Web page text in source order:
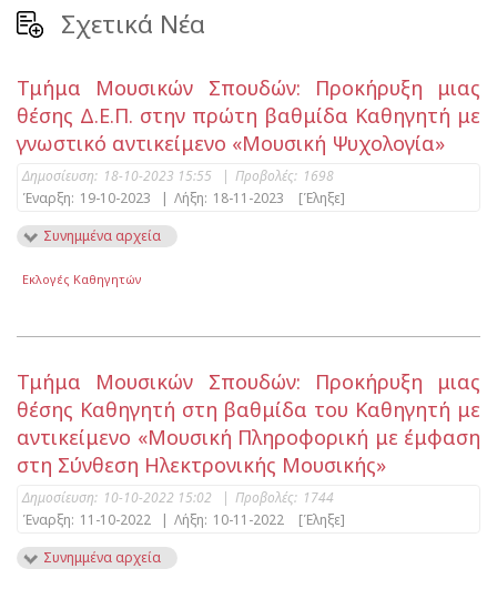
Σχετικά Νέα
Τμήμα Μουσικών Σπουδών: Προκήρυξη μιας
θέσης Δ.Ε.Π. στην πρώτη βαθμίδα Καθηγητή με
γνωστικό αντικείμενο «Μουσική Ψυχολογία»
Δημοσίευση: 18-10-2023 15:55 | Προβολές: 1698
Έναρξη: 19-10-2023 | Λήξη: 18-11-2023
[Έληξε]
Συνημμένα αρχεία
Εκλογές Καθηγητών
Τμήμα Mουσικών Σπουδών: Προκήρυξη μιας
θέσης Καθηγητή στη βαθμίδα του Καθηγητή με
αντικείμενο «Μουσική Πληροφορική με έμφαση
στη Σύνθεση Ηλεκτρονικής Μουσικής»
Δημοσίευση: 10-10-2022 15:02 | Προβολές: 1744
Έναρξη: 11-10-2022 | Λήξη: 10-11-2022
[Έληξε]
Συνημμένα αρχεία